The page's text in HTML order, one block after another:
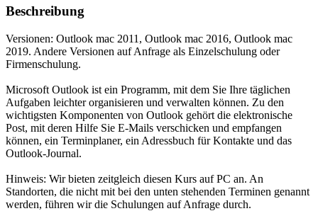
Beschreibung
Versionen: Outlook mac 2011, Outlook mac 2016, Outlook mac
2019. Andere Versionen auf Anfrage als Einzelschulung oder
Firmenschulung.
Microsoft Outlook ist ein Programm, mit dem Sie Ihre täglichen
Aufgaben leichter organisieren und verwalten können. Zu den
wichtigsten Komponenten von Outlook gehört die elektronische
Post, mit deren Hilfe Sie E-Mails verschicken und empfangen
können, ein Terminplaner, ein Adressbuch für Kontakte und das
Outlook-Journal.
Hinweis: Wir bieten zeitgleich diesen Kurs auf PC an. An
Standorten, die nicht mit bei den unten stehenden Terminen genannt
werden, führen wir die Schulungen auf Anfrage durch.